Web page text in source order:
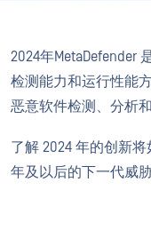
2024年MetaDefender
检测能力和运行性能
恶意软件检测、分析
了解 2024 年的创新
年及以后的下一代威